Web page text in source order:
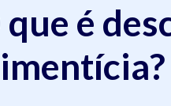
que é